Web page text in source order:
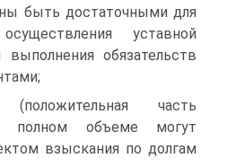
быть достаточными для
уставной
выполнения обязательств
часть
полном объеме могут
взыскания по долгам